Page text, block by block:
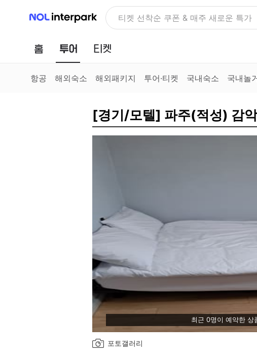
NOL 인터파크 NOLDAY, 최대 70% 여행 혜택
홈 투어
항공 해외숙소 해외패키지 투어·티켓 국내숙소 국내놀
[경기/모텔] 파주(적성) 감
최근 0명이 예약한 상
포토갤러리